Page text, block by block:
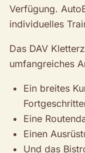
Verfügung.
individuelles
Das DAV
umfangreiches
Ein breites
Eine
Einen
Und das